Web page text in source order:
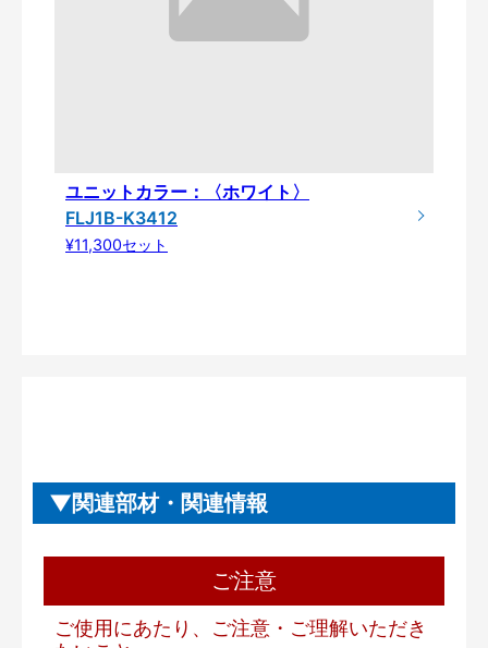
ユニットカラー：〈ホワイト〉
FLJ1B-K3412
¥11,300セット
関連部材・関連情報
ご注意
ご使用にあたり、ご注意・ご理解いただき